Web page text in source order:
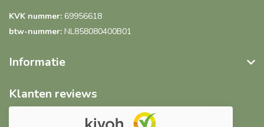
KVK nummer: 69956618
btw-nummer: NL858080400B01
Informatie
Klanten reviews